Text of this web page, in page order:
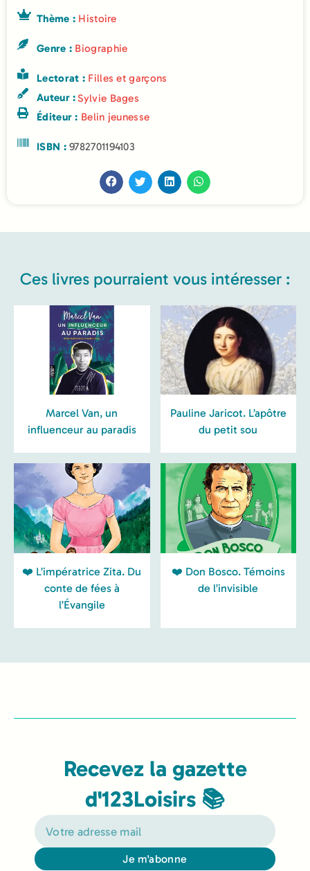
Thème : Histoire
Genre : Biographie
Lectorat : Filles et garçons
Auteur :Sylvie Bages
Éditeur : Belin jeunesse
ISBN :9782701194103
Ces livres pourraient vous intéresser :
Marcel Van, un
influenceur au paradis
Pauline Jaricot. L’apôtre
du petit sou
❤️ L’impératrice Zita. Du
conte de fées à
l’Évangile
❤️ Don Bosco. Témoins
de l’invisible
Recevez la gazette
d'123Loisirs 📚
Je m'abonne